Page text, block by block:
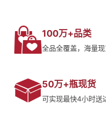
100万+品类
全品全覆盖，海量
50万+瓶现货
可实现最快4小时送